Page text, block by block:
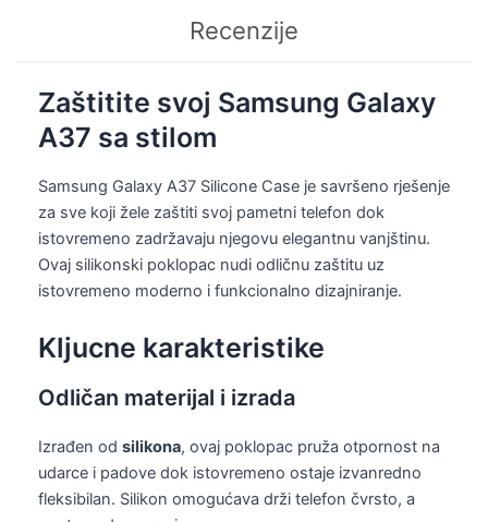
Recenzije
Zaštitite svoj Samsung Galaxy
A37 sa stilom
Samsung Galaxy A37 Silicone Case je savršeno rješenje
za sve koji žele zaštiti svoj pametni telefon dok
istovremeno zadržavaju njegovu elegantnu vanjštinu.
Ovaj silikonski poklopac nudi odličnu zaštitu uz
istovremeno moderno i funkcionalno dizajniranje.
Kljucne karakteristike
Odličan materijal i izrada
Izrađen od silikona, ovaj poklopac pruža otpornost na
udarce i padove dok istovremeno ostaje izvanredno
fleksibilan. Silikon omogućava drži telefon čvrsto, a